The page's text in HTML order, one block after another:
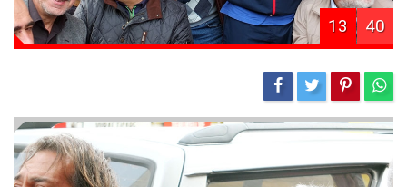
13 40